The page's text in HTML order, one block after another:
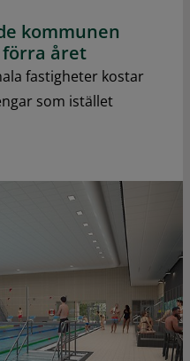
kommunen
förra året
fastigheter kostar
som istället